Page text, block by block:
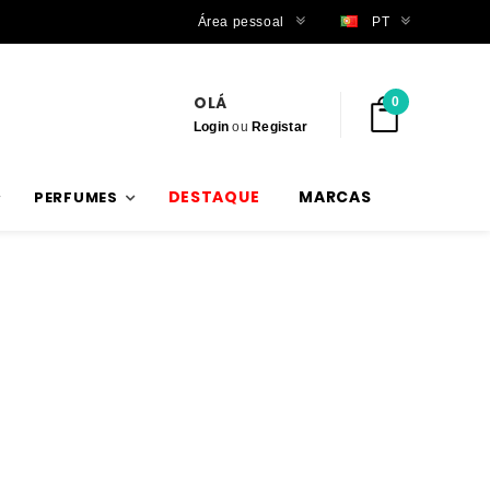
Trabalhamos com stock verdadeiro
Área pessoal PT
OLÁ
Login ouRegistar
0
PERFUMES DESTAQUE MARCAS